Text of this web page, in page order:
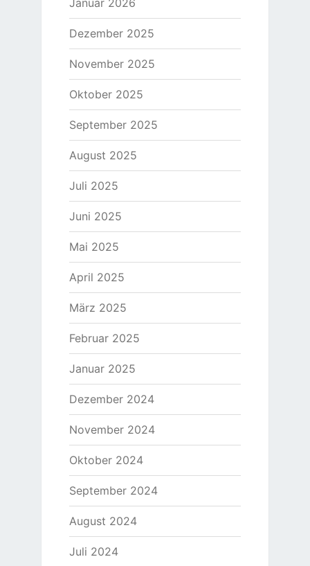
Dezember 2025
November 2025
Oktober 2025
September 2025
August 2025
Juli 2025
Juni 2025
Mai 2025
April 2025
März 2025
Februar 2025
Januar 2025
Dezember 2024
November 2024
Oktober 2024
September 2024
August 2024
Juli 2024